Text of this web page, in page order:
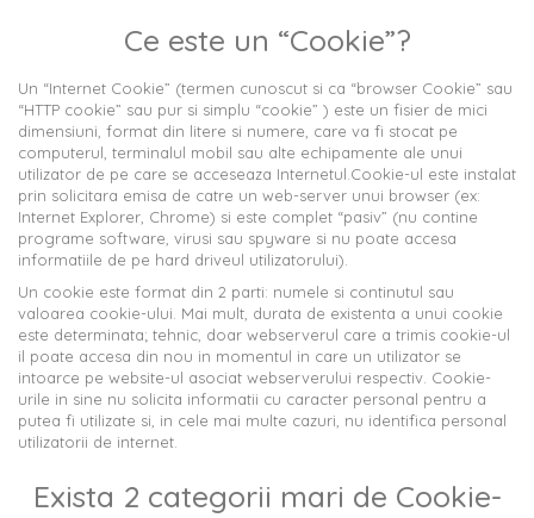
Ce este un “Cookie”?
Un “Internet Cookie” (termen cunoscut si ca “browser Cookie” sau
“HTTP cookie” sau pur si simplu “cookie” ) este un fisier de mici
dimensiuni, format din litere si numere, care va fi stocat pe
computerul, terminalul mobil sau alte echipamente ale unui
utilizator de pe care se acceseaza Internetul.Cookie-ul este instalat
prin solicitara emisa de catre un web-server unui browser (ex:
Internet Explorer, Chrome) si este complet “pasiv” (nu contine
programe software, virusi sau spyware si nu poate accesa
informatiile de pe hard driveul utilizatorului).
Un cookie este format din 2 parti: numele si continutul sau
valoarea cookie-ului. Mai mult, durata de existenta a unui cookie
este determinata; tehnic, doar webserverul care a trimis cookie-ul
il poate accesa din nou in momentul in care un utilizator se
intoarce pe website-ul asociat webserverului respectiv. Cookie-
urile in sine nu solicita informatii cu caracter personal pentru a
putea fi utilizate si, in cele mai multe cazuri, nu identifica personal
utilizatorii de internet.
Exista 2 categorii mari de Cookie-